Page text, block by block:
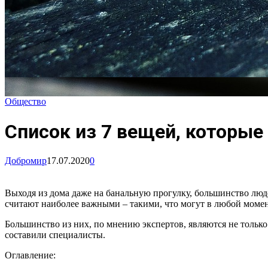
Общество
Список из 7 вещей,
Добромир17.07.20200
Выходя из дома даже на банальную прогулку, большинство
считают наиболее важными – такими, что могут в любой
Большинство из них, по мнению экспертов, являются не
составили специалисты.
Оглавление: